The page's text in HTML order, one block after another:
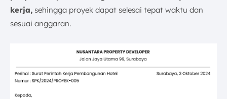
kerja, sehingga proyek dapat selesai tepat waktu dan
sesuai anggaran.